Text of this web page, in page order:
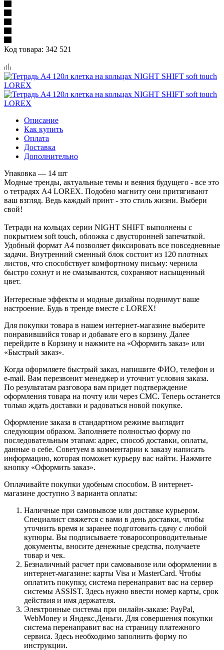
Код товара: 342 521
Описание
Как купить
Оплата
Доставка
Дополнительно
Упаковка — 14 шт
Модные тренды, актуальные темы и веяния будущего - все это
о тетрадях А4 LOREX. Подобно магниту они притягивают
ваш взгляд. Ведь каждый принт - это стиль жизни. Выбери
свой!
Тетради на кольцах серии NIGHT SHIFT выполнены с
покрытием soft touch, обложка с двусторонней запечаткой.
Удобный формат А4 позволяет фиксировать все повседневные
задачи. Внутренний сменный блок состоит из 120 плотных
листов, что способствует комфортному письму: чернила
быстро сохнут и не смазываются, сохраняют насыщенный
цвет.
Интересные эффекты и модные дизайны поднимут ваше
настроение. Будь в тренде вместе с LOREX!
Для покупки товара в нашем интернет-магазине выберите
понравившийся товар и добавьте его в корзину. Далее
перейдите в Корзину и нажмите на «Оформить заказ» или
«Быстрый заказ».
Когда оформляете быстрый заказ, напишите ФИО, телефон и
e-mail. Вам перезвонит менеджер и уточнит условия заказа.
По результатам разговора вам придет подтверждение
оформления товара на почту или через СМС. Теперь останется
только ждать доставки и радоваться новой покупке.
Оформление заказа в стандартном режиме выглядит
следующим образом. Заполняете полностью форму по
последовательным этапам: адрес, способ доставки, оплаты,
данные о себе. Советуем в комментарии к заказу написать
информацию, которая поможет курьеру вас найти. Нажмите
кнопку «Оформить заказ».
Оплачивайте покупки удобным способом. В интернет-
магазине доступно 3 варианта оплаты:
Наличные при самовывозе или доставке курьером.
Специалист свяжется с вами в день доставки, чтобы
уточнить время и заранее подготовить сдачу с любой
купюры. Вы подписываете товаросопроводительные
документы, вносите денежные средства, получаете
товар и чек.
Безналичный расчет при самовывозе или оформлении в
интернет-магазине: карты Visa и MasterCard. Чтобы
оплатить покупку, система перенаправит вас на сервер
системы ASSIST. Здесь нужно ввести номер карты, срок
действия и имя держателя.
Электронные системы при онлайн-заказе: PayPal,
WebMoney и Яндекс.Деньги. Для совершения покупки
система перенаправит вас на страницу платежного
сервиса. Здесь необходимо заполнить форму по
инструкции.